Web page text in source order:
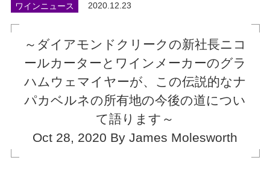
ワインニュース 2020.12.23
～ダイアモンドクリークの新社長ニコ
ールカーターとワインメーカーのグラ
ハムウェマイヤーが、この伝説的なナ
パカベルネの所有地の今後の道につい
て語ります～
Oct 28, 2020 By James Molesworth